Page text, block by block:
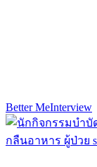
Better MeInterview